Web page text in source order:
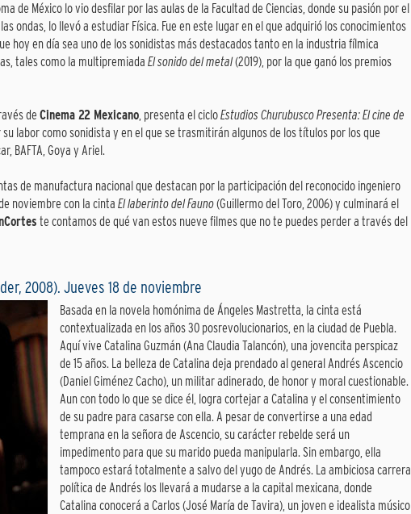
de México lo vio desfilar por las aulas de la Facultad de Ciencias, donde su pasión por el
ondas, lo llevó a estudiar Física. Fue en este lugar en el que adquirió los conocimientos
hoy en día sea uno de los sonidistas más destacados tanto en la industria fílmica
tales como la multipremiada El sonido del metal(2019), por la que ganó los premios
de Cinema 22 Mexicano, presenta el cicloEstudios Churubusco Presenta: El cine de
labor como sonidista y en el que se trasmitirán algunos de los títulos por los que
BAFTA, Goya y Ariel.
de manufactura nacional que destacan por la participación del reconocido ingeniero
noviembre con la cinta El laberinto del Fauno(Guillermo del Toro, 2006) y culminará el
te contamos de qué van estos nueve filmes que no te puedes perder a través del
2008). Jueves 18 de noviembre
Basada en la novela homónima de Ángeles Mastretta, la cinta está
contextualizada en los años 30 posrevolucionarios, en la ciudad de Puebla.
Aquí vive Catalina Guzmán (Ana Claudia Talancón), una jovencita perspicaz
de 15 años. La belleza de Catalina deja prendado al general Andrés Ascencio
(Daniel Giménez Cacho), un militar adinerado, de honor y moral cuestionable.
Aun con todo lo que se dice él, logra cortejar a Catalina y el consentimiento
de su padre para casarse con ella. A pesar de convertirse a una edad
temprana en la señora de Ascencio, su carácter rebelde será un
impedimento para que su marido pueda manipularla. Sin embargo, ella
tampoco estará totalmente a salvo del yugo de Andrés. La ambiciosa carrera
política de Andrés los llevará a mudarse a la capital mexicana, donde
Catalina conocerá a Carlos (José María de Tavira), un joven e idealista músico